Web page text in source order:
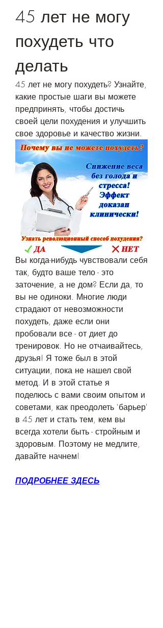
45 лет не могу
похудеть что
делать
45 лет не могу похудеть? Узнайте,
какие простые шаги вы можете
предпринять, чтобы достичь
своей цели похудения и улучшить
свое здоровье и качество жизни.
Вы когда-нибудь чувствовали себя
так, будто ваше тело - это
заточение, а не дом? Если да, то
вы не одиноки. Многие люди
страдают от невозможности
похудеть, даже если они
пробовали все - от диет до
тренировок. Но не отчаивайтесь,
друзья! Я тоже был в этой
ситуации, пока не нашел свой
метод. И в этой статье я
поделюсь с вами своим опытом и
советами, как преодолеть 'барьер'
в 45 лет и стать тем, кем вы
всегда хотели быть - стройным и
здоровым. Поэтому не медлите,
давайте начнем!
ПОДРОБНЕЕ ЗДЕСЬ